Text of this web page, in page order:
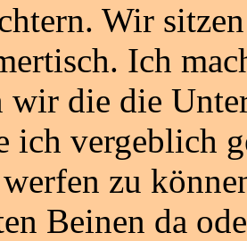
Wir
Ich
wir die die
ich vergeblich
zu
Beinen da